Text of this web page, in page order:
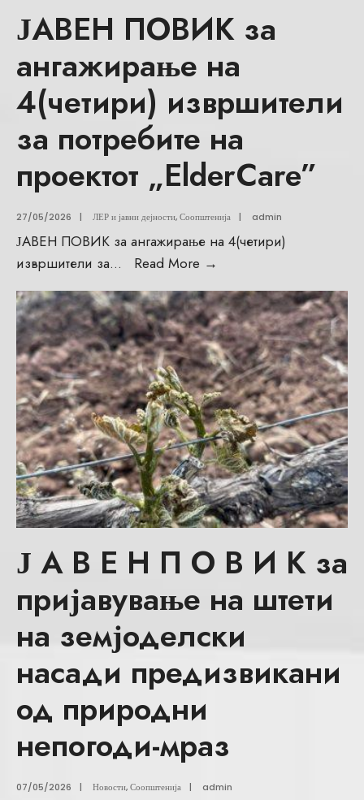
ЈАВЕН ПОВИК за
ангажирање на
4(четири) извршители
за потребите на
проектот „ElderCare”
27/05/2026 | ЛЕР и јавни дејности,Соопштенија | admin
ЈАВЕН ПОВИК за ангажирање на 4(четири)
извршители за... Read More →
Ј А В Е Н П О В И К за
пријавување на штети
на земјоделски
насади предизвикани
од природни
непогоди-мраз
07/05/2026 | Новости,Соопштенија | admin